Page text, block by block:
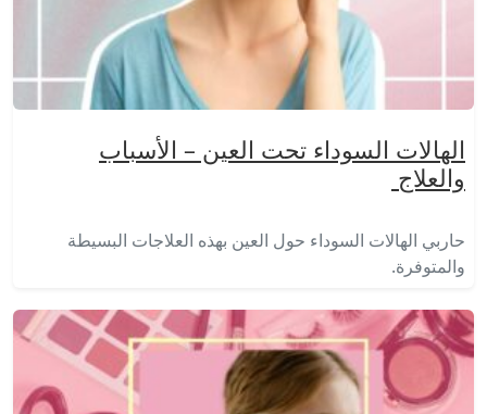
الهالات السوداء تحت العين – الأسباب
والعلاج
حاربي الهالات السوداء حول العين بهذه العلاجات البسيطة
والمتوفرة.